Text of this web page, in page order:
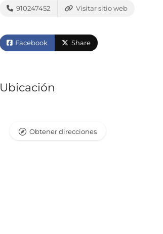
910247452 Visitar sitio web
Facebook Share
Ubicación
Obtener direcciones